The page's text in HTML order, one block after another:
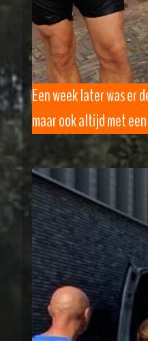
Een week later was er
maar ook altijd met